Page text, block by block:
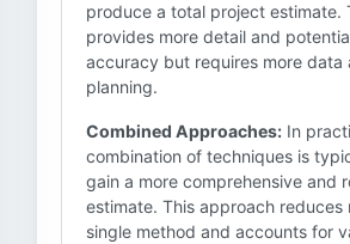
produce a total project estimate.
provides more detail and
accuracy but requires more data
planning.
Combined Approaches: In
combination of techniques is
gain a more comprehensive and
estimate. This approach reduces
single method and accounts for